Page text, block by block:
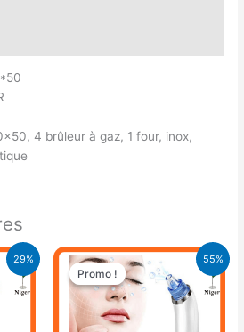
4 brûleur à gaz, 1 four, inox,
29%
CFA.
55%
Promo !
Promo !
Le
prix
initial
était :
19.900 CFA.
Le
actuel
est :
8.900 CFA.